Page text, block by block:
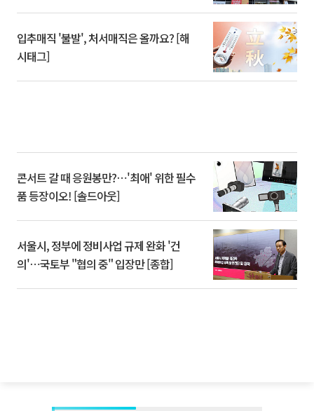
입추매직 '불발', 처서매직은 올까요? [해
시태그]
콘서트 갈 때 응원봉만?⋯'최애' 위한 필수
품 등장이오! [솔드아웃]
서울시, 정부에 정비사업 규제 완화 '건
의'⋯국토부 "협의 중" 입장만 [종합]